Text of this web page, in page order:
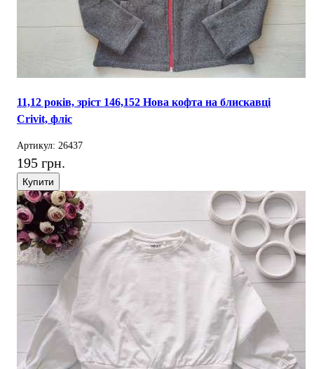
11,12 років, зріст 146,152 Нова кофта на блискавці
Crivit, фліс
Артикул: 26437
195 грн.
Купити